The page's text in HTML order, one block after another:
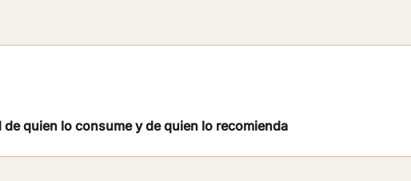
quien lo consume y de quien lo recomienda